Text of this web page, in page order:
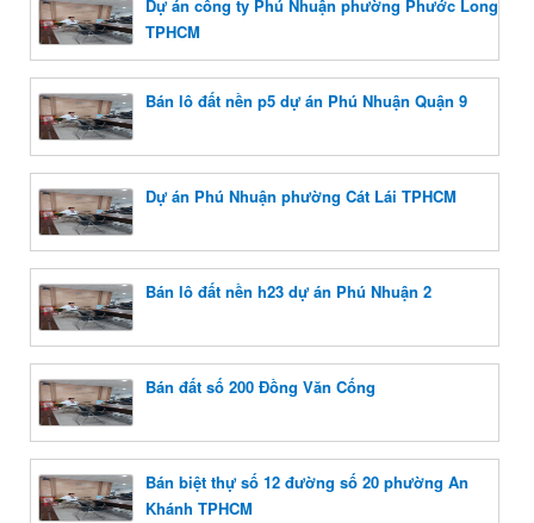
Dự án công ty Phú Nhuận phường Phước Long
TPHCM
Bán lô đất nền p5 dự án Phú Nhuận Quận 9
Dự án Phú Nhuận phường Cát Lái TPHCM
Bán lô đất nền h23 dự án Phú Nhuận 2
Bán đất số 200 Đồng Văn Cống
Bán biệt thự số 12 đường số 20 phường An
Khánh TPHCM